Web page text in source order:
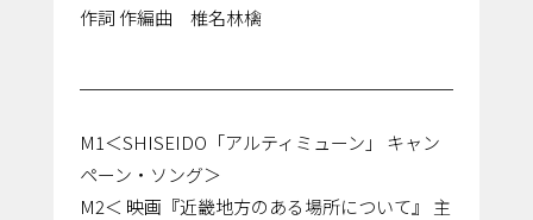
作詞 作編曲 椎名林檎
M1＜SHISEIDO「アルティミューン」 キャン
ペーン・ソング＞
M2＜ 映画『近畿地方のある場所について』 主